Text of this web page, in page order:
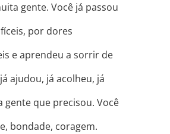
gente. Você já passou
por dores
e aprendeu a sorrir de
ajudou, já acolheu, já
gente que precisou. Você
bondade, coragem. ⠀